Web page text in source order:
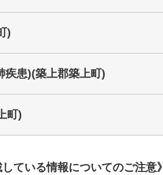
)
疾患)(築上郡築上町)
町)
している情報についてのご注意》